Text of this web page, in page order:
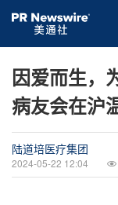
因爱而生，
病友会在沪
陆道培医疗集团
2024-05-22 12:04